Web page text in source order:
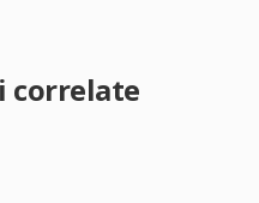
correlate